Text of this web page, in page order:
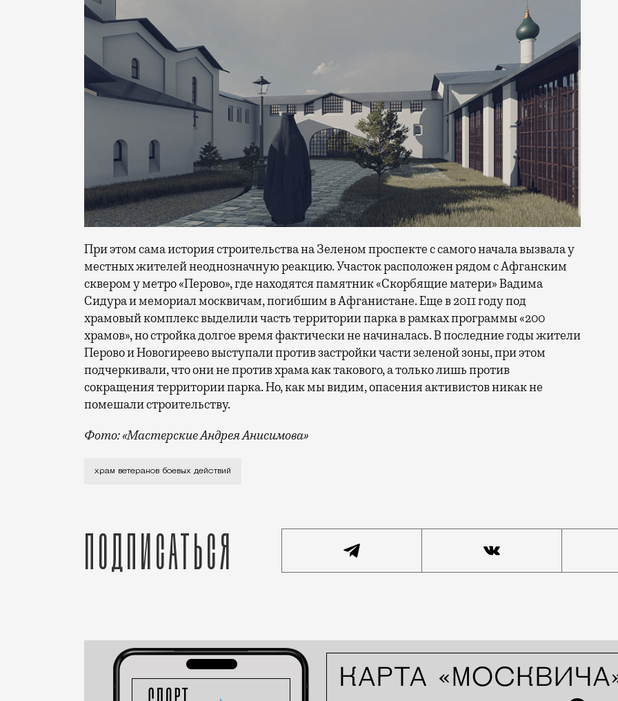
При этом сама история строительства на Зеленом проспекте с самого начала вызвала у
местных жителей неоднозначную реакцию. Участок расположен рядом с Афганским
сквером у метро «Перово», где находятся памятник «Скорбящие матери» Вадима
Сидура и мемориал москвичам, погибшим в Афганистане. Еще в 2011 году под
храмовый комплекс выделили часть территории парка в рамках программы «200
храмов», но стройка долгое время фактически не начиналась. В последние годы жители
Перово и Новогиреево выступали против застройки части зеленой зоны, при этом
подчеркивали, что они не против храма как такового, а только лишь против
сокращения территории парка. Но, как мы видим, опасения активистов никак не
помешали строительству.
Фото: «Мастерские Андрея Анисимова»
Владимир Ресин в последние годы в публичном поле чаще всего говорит либо о программе
храм ветеранов боевых действий
Подписаться